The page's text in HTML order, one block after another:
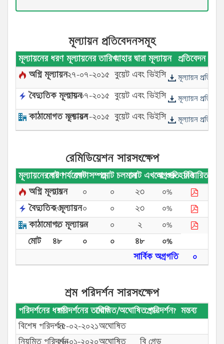
মূল্যায়ন প্রতিবেদনসমূহ
মূল্যায়নের ধরণ মূল্যায়নের তারিখযাহার দ্বারা মূল্যায়ন
প্রতিবেদন
অগ্নি মূল্যায়ন২৭-০৭-২০১৫ বুয়েট এবং ভিইসি মূল্যায়ন
বৈদ্যুতিক মূল্যায়ন২৭-০৭-২০১৫ বুয়েট এবং ভিইসি মূল্যায়ন
কাঠামোগত মূল্যায়ন২৭-০৭-২০১৫ বুয়েট এবং ভিইসি মূল্যায়ন
রেমিডিয়েশন সারসংক্ষেপ
মূল্যায়নের ধরণমোট পর্যবেক্ষণমোট সম্পন্নমোট চলমানমোট এখনো শুরু হয়নি
অগ্রগতি বিস্তারিত
অগ্নি মূল্যায়ন
২৩ ০ ০ ২৩
০%
বৈদ্যুতিক মূল্যায়ন
২৩ ০ ০ ২৩
০%
কাঠামোগত মূল্যায়ন
২ ০ ০ ২
০%
মোট
৪৮ ০ ০ ৪৮
০%
সার্বিক অগ্রগতি
০
শ্রম পরিদর্শন সারসংক্ষেপ
পরিদর্শনের ধরণপরিদর্শনের তারিখঘোষিত/অঘোষিত পরিদর্শন?
গ্রেড
মন্তব্য
বিশেষ পরিদর্শন২৫-০২-২০২১অঘোষিত
নিয়মিত পরিদর্শন২৬-০১-২০২০অঘোষিত বি গ্রেড